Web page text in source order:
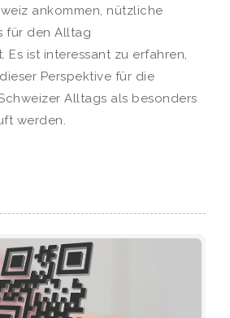
ankommen, nützliche
für den Alltag
Es ist interessant zu erfahren,
Perspektive für die
Alltags als besonders
werden.